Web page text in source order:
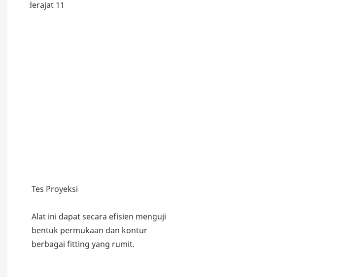
Tes Proyeksi
Alat ini dapat secara efisien menguji
bentuk permukaan dan kontur
berbagai fitting yang rumit.